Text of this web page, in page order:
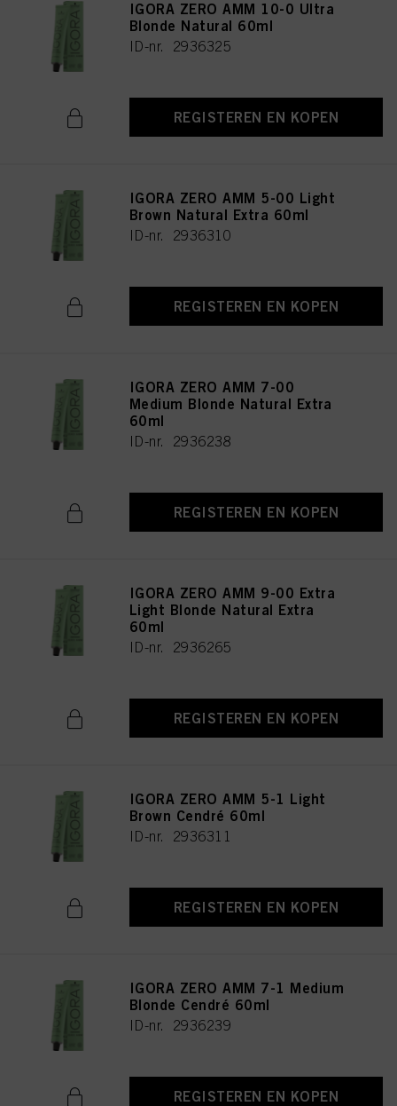
IGORA ZERO AMM 10-0 Ultra
Blonde Natural 60ml
ID-nr. 2936325
REGISTEREN EN KOPEN
IGORA ZERO AMM 5-00 Light
Brown Natural Extra 60ml
ID-nr. 2936310
REGISTEREN EN KOPEN
IGORA ZERO AMM 7-00
Medium Blonde Natural Extra
60ml
ID-nr. 2936238
REGISTEREN EN KOPEN
IGORA ZERO AMM 9-00 Extra
Light Blonde Natural Extra
60ml
ID-nr. 2936265
REGISTEREN EN KOPEN
IGORA ZERO AMM 5-1 Light
Brown Cendré 60ml
ID-nr. 2936311
REGISTEREN EN KOPEN
IGORA ZERO AMM 7-1 Medium
Blonde Cendré 60ml
ID-nr. 2936239
REGISTEREN EN KOPEN